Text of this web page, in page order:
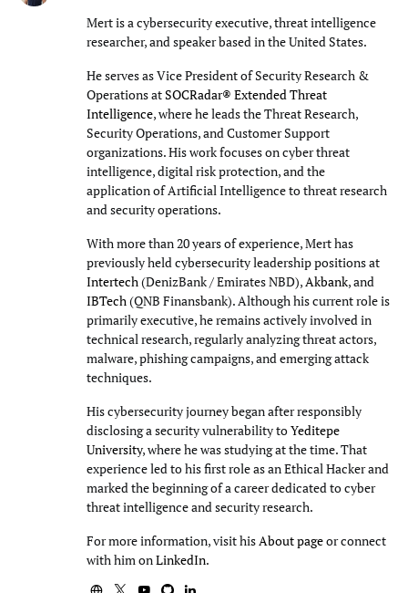
Mert is a cybersecurity executive, threat intelligence
researcher, and speaker based in the United States.
He serves as Vice President of Security Research &
Operations atSOCRadar® Extended Threat
Intelligence, where he leads the Threat Research,
Security Operations, and Customer Support
organizations. His work focuses on cyber threat
intelligence, digital risk protection, and the
application of Artificial Intelligence to threat research
and security operations.
With more than 20 years of experience, Mert has
previously held cybersecurity leadership positions at
Intertech (DenizBank / Emirates NBD), Akbank, and
IBTech (QNB Finansbank). Although his current role is
primarily executive, he remains actively involved in
technical research, regularly analyzing threat actors,
malware, phishing campaigns, and emerging attack
techniques.
His cybersecurity journey began after responsibly
disclosing a security vulnerability toYeditepe
University, where he was studying at the time. That
experience led to his first role as an Ethical Hacker and
marked the beginning of a career dedicated to cyber
threat intelligence and security research.
For more information, visit his About pageor connect
with him onLinkedIn.